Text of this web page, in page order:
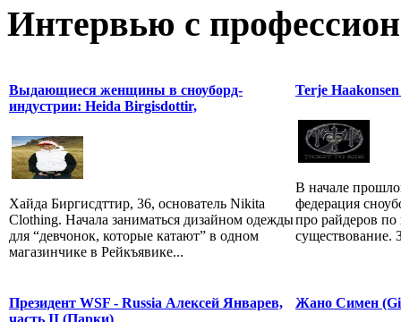
Интервью с
Выдающиеся женщины в сноуборд-
индустрии: Heida Birgisdottir,
Хайда Биргисдттир, 36, основатель Nikita
Clothing. Начала заниматься дизайном одежды
для “девчонок, которые катают” в одном
магазинчике в Рейкъявике...
Terje
В начале
федерация
про райдеров по
существование.
Президент WSF - Russia Алексей Январев,
часть II (Парки)
Жано Симен